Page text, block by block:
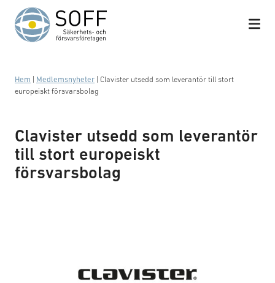
Hoppa till innehåll
Hem Medlemsnyheter Clavister utsedd som leverantör till stort
europeiskt försvarsbolag
Clavister utsedd som leverantör
till stort europeiskt
försvarsbolag